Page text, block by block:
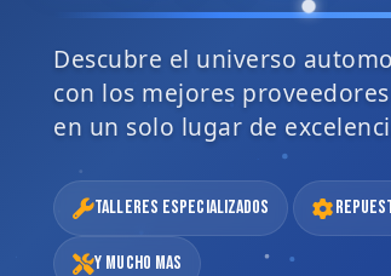
Descubre el universo
con los mejores
en un solo lugar de
Talleres Especializados
Y mucho mas